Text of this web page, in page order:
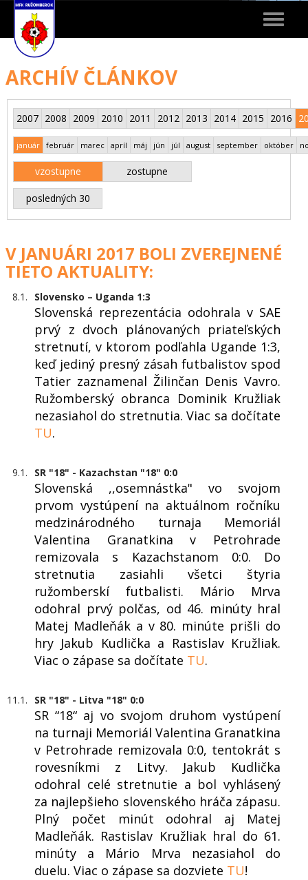
Toggle
ARCHÍV ČLÁNKOV
2007 2008 2009 2010 2011 2012 2013 2014 2015 2016
január február marec apríl máj jún júl august september október
vzostupne zostupne
posledných 30
V JANUÁRI 2017 BOLI ZVEREJNENÉ
TIETO AKTUALITY:
8.1. Slovensko – Uganda 1:3
Slovenská reprezentácia odohrala v SAE
prvý z dvoch plánovaných priateľských
stretnutí, v ktorom podľahla Ugande 1:3,
keď jediný presný zásah futbalistov spod
Tatier zaznamenal Žilinčan Denis Vavro.
Ružomberský obranca Dominik Kružliak
nezasiahol do stretnutia. Viac sa dočítate
TU.
9.1. SR "18" - Kazachstan "18" 0:0
Slovenská ,,osemnástka" vo svojom
prvom vystúpení na aktuálnom ročníku
medzinárodného turnaja Memoriál
Valentina Granatkina v Petrohrade
remizovala s Kazachstanom 0:0. Do
stretnutia zasiahli všetci štyria
ružomberskí futbalisti. Mário Mrva
odohral prvý polčas, od 46. minúty hral
Matej Madleňák a v 80. minúte prišli do
hry Jakub Kudlička a Rastislav Kružliak.
Viac o zápase sa dočítate TU.
11.1. SR "18" - Litva "18" 0:0
SR “18“ aj vo svojom druhom vystúpení
na turnaji Memoriál Valentina Granatkina
v Petrohrade remizovala 0:0, tentokrát s
rovesníkmi z Litvy. Jakub Kudlička
odohral celé stretnutie a bol vyhlásený
za najlepšieho slovenského hráča zápasu.
Plný počet minút odohral aj Matej
Madleňák. Rastislav Kružliak hral do 61.
minúty a Mário Mrva nezasiahol do
duelu. Viac o zápase sa dozviete TU!